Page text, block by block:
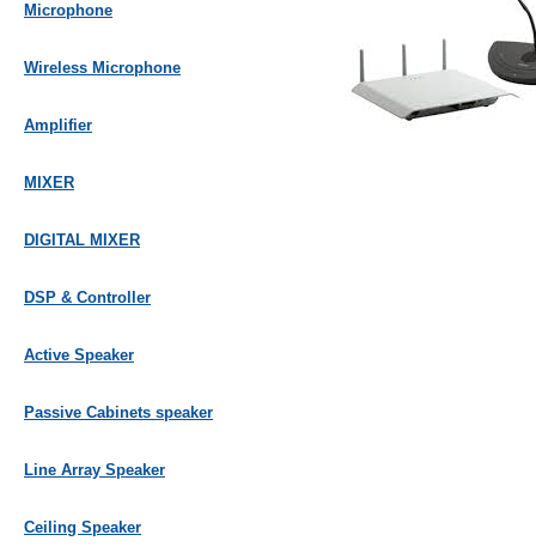
Microphone
Wireless Microphone
Amplifier
MIXER
DIGITAL MIXER
DSP & Controller
Active Speaker
Passive Cabinets speaker
Line Array Speaker
Ceiling Speaker